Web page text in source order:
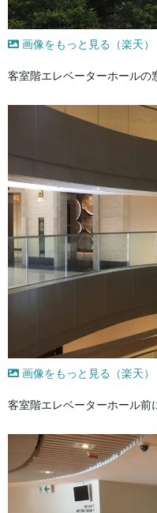
画像をもっと見る（楽天）
客室階エレベーターホールの
画像をもっと見る（楽天）
客室階エレベーターホール前